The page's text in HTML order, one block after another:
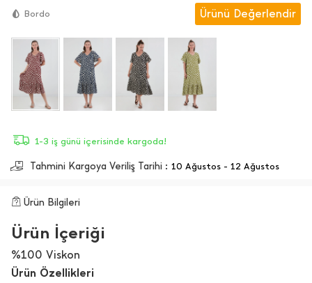
Bordo Ürünü Değerlendir
1-3 iş günü içerisinde kargoda!
Tahmini Kargoya Veriliş Tarihi : 10 Ağustos - 12 Ağustos
Ürün Bilgileri
Ürün İçeriği
%100 Viskon
Ürün Özellikleri